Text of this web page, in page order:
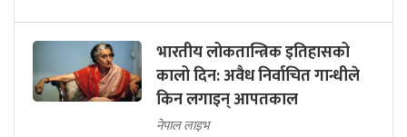
भारतीय लोकतान्त्रिक इतिहासको
कालो दिन: अवैध निर्वाचित गान्धीले
किन लगाइन् आपतकाल
नेपाल लाइभ